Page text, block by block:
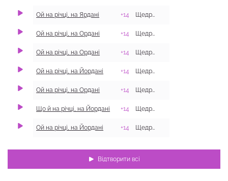
Ой на річці, на Ярдані +14 Щедрівки
Ой на річці, на Ордані +14 Щедрівки
Ой на річці, на Ордані +14 Щедрівки
Ой на річці, на Йордані +14 Щедрівки
Ой на річці, на Ордані +14 Щедрівки
Що й на річці, на Йордані +14 Щедрівки
Ой на річці, на Йордані +14 Щедрівки
Відтворити всі